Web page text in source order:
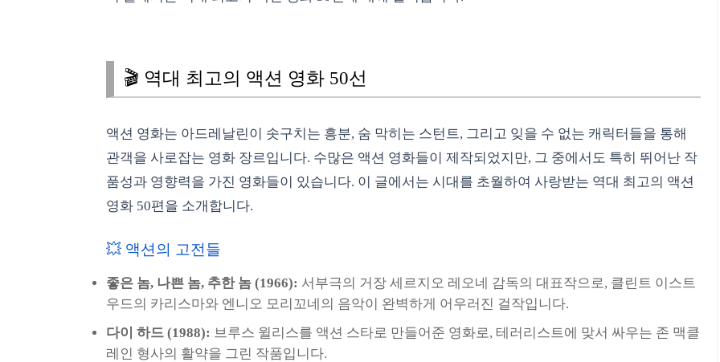
🎬 역대 최고의 액션 영화 50선
액션 영화는 아드레날린이 솟구치는 흥분, 숨 막히는 스턴트, 그리고 잊을 수 없는 캐릭터들을 통해
관객을 사로잡는 영화 장르입니다. 수많은 액션 영화들이 제작되었지만, 그 중에서도 특히 뛰어난 작
품성과 영향력을 가진 영화들이 있습니다. 이 글에서는 시대를 초월하여 사랑받는 역대 최고의 액션
영화 50편을 소개합니다.
💥 액션의 고전들
좋은 놈, 나쁜 놈, 추한 놈 (1966): 서부극의 거장 세르지오 레오네 감독의 대표작으로, 클린트 이스트
우드의 카리스마와 엔니오 모리꼬네의 음악이 완벽하게 어우러진 걸작입니다.
다이 하드 (1988): 브루스 윌리스를 액션 스타로 만들어준 영화로, 테러리스트에 맞서 싸우는 존 맥클
레인 형사의 활약을 그린 작품입니다.